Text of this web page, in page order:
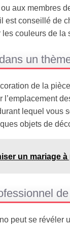
aux membres
est conseillé de
couleurs de la
un
de la
lequel vous
objets de
un mariage
peut se